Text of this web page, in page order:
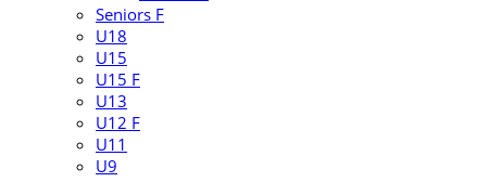
Seniors F
U18
U15
U15 F
U13
U12 F
U11
U9